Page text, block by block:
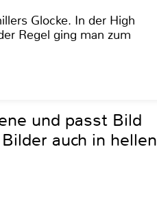
Glocke. In der High
Regel ging man zum
und passt Bild
auch in hellen